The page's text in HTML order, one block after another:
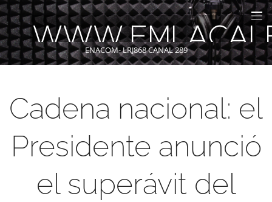
ENACOM- LRJ868 CANAL 289
Cadena nacional: el
Presidente anunció
el superávit del